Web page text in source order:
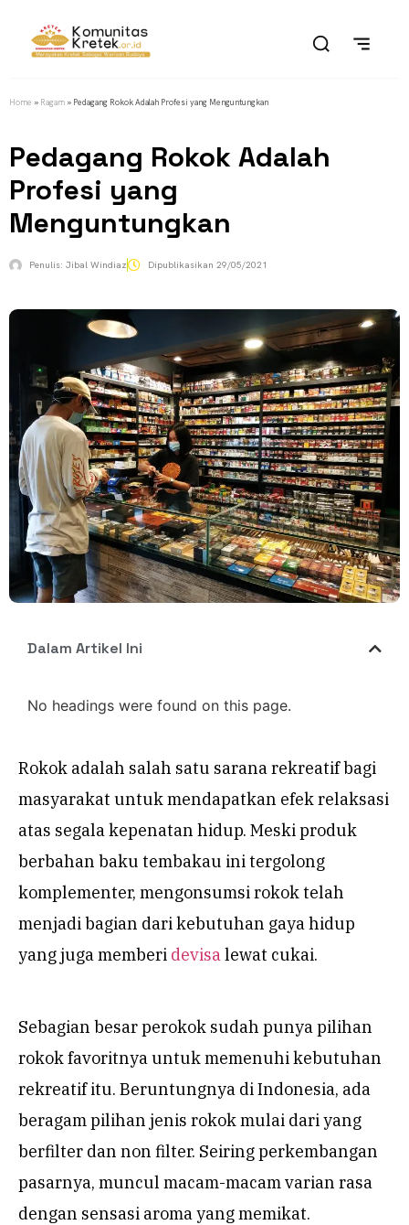
Home » Ragam » Pedagang Rokok Adalah Profesi yang Menguntungkan
Pedagang Rokok Adalah
Profesi yang
Menguntungkan
Penulis: Jibal Windiaz Dipublikasikan 29/05/2021
Dalam Artikel Ini
No headings were found on this page.
Rokok adalah salah satu sarana rekreatif bagi
masyarakat untuk mendapatkan efek relaksasi
atas segala kepenatan hidup. Meski produk
berbahan baku tembakau ini tergolong
komplementer, mengonsumsi rokok telah
menjadi bagian dari kebutuhan gaya hidup
yang juga memberi devisalewat cukai.
Sebagian besar perokok sudah punya pilihan
rokok favoritnya untuk memenuhi kebutuhan
rekreatif itu. Beruntungnya di Indonesia, ada
beragam pilihan jenis rokok mulai dari yang
berfilter dan non filter. Seiring perkembangan
pasarnya, muncul macam-macam varian rasa
dengan sensasi aroma yang memikat.